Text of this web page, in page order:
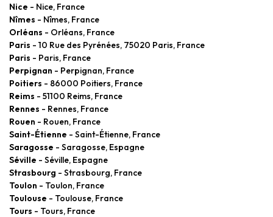
Nice - Nice, France
Nîmes - Nîmes, France
Orléans - Orléans, France
Paris - 10 Rue des Pyrénées, 75020 Paris, France
Paris - Paris, France
Perpignan - Perpignan, France
Poitiers - 86000 Poitiers, France
Reims - 51100 Reims, France
Rennes - Rennes, France
Rouen - Rouen, France
Saint-Étienne - Saint-Étienne, France
Saragosse - Saragosse, Espagne
Séville - Séville, Espagne
Strasbourg - Strasbourg, France
Toulon - Toulon, France
Toulouse - Toulouse, France
Tours - Tours, France